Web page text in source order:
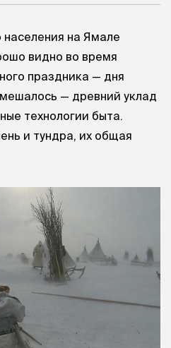
населения на Ямале
видно во время
праздника — дня
— древний уклад
технологии быта.
и тундра, их общая